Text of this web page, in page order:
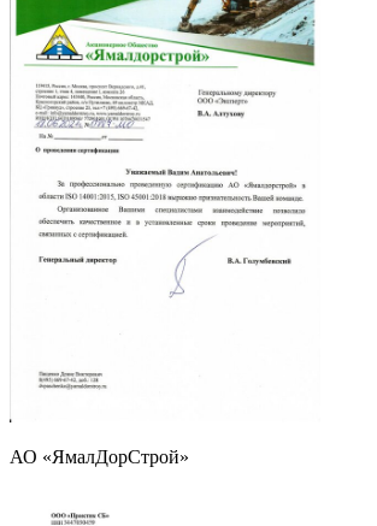
АО «ЯмалДорСтрой»